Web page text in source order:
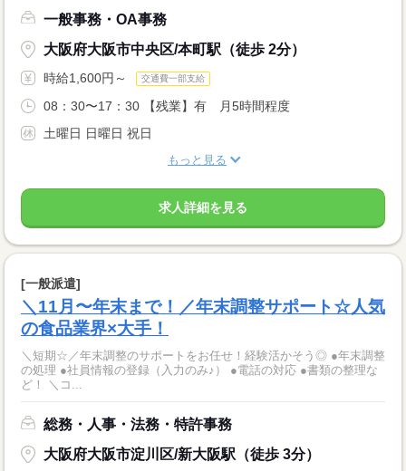
一般事務・OA事務
大阪府大阪市中央区/本町駅（徒歩 2分）
時給1,600円～ 交通費一部支給
08：30〜17：30 【残業】有 月5時間程度
土曜日 日曜日 祝日
もっと見る
求人詳細を見る
[一般派遣]
＼11月〜年末まで！／年末調整サポート☆人気
の食品業界×大手！
＼短期☆／年末調整のサポートをお任せ！経験活かそう◎ ●年末調整
の処理 ●社員情報の登録（入力のみ♪） ●電話の対応 ●書類の整理な
ど！ ＼コ...
総務・人事・法務・特許事務
大阪府大阪市淀川区/新大阪駅（徒歩 3分）